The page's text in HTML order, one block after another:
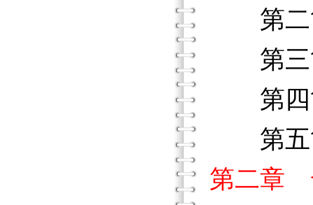
第二
第三
第四
第五
第二章